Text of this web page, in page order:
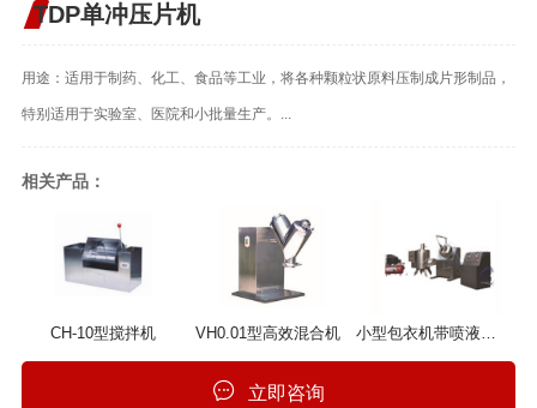
TDP单冲压片机
用途：适用于制药、化工、食品等工业，将各种颗粒状原料压制成片形制品，
特别适用于实验室、医院和小批量生产。...
相关产品：
CH-10型搅拌机 VH0.01型高效混合机
立即咨询